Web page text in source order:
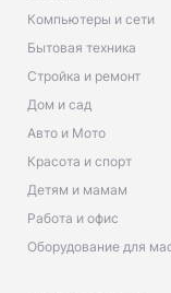
Компьютеры и сети
Бытовая техника
Стройка и ремонт
Дом и сад
Авто и Мото
Красота и спорт
Детям и мамам
Работа и офис
Оборудование для